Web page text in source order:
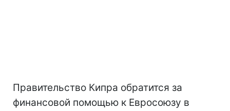
Правительство Кипра обратится за
финансовой помощью к Евросоюзу в